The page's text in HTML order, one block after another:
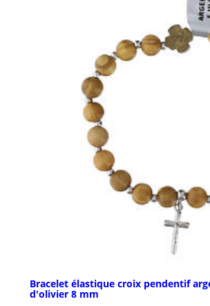
Bracelet élastique croix pendentif
d'olivier 8 mm